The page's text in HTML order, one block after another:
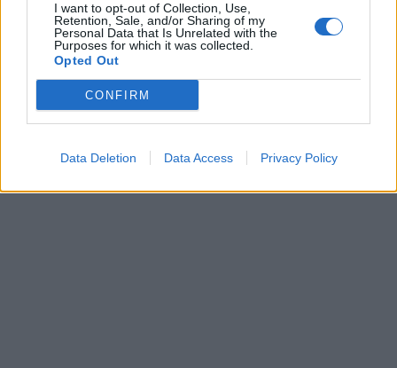
I want to opt-out of Collection, Use,
Retention, Sale, and/or Sharing of my
Personal Data that Is Unrelated with the
Purposes for which it was collected.
Opted Out
CONFIRM
Data Deletion Data Access Privacy Policy
Μηνύματα από το 112 για
απομάκρυνση των
κατοίκων από Νταού
Πεντέλης και
Καλλιτεχνούπολη
ΕΛΑΣ: 180 απεγκλωβισμοί